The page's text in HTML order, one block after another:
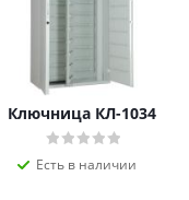
Ключница КЛ-1034
Есть в наличии